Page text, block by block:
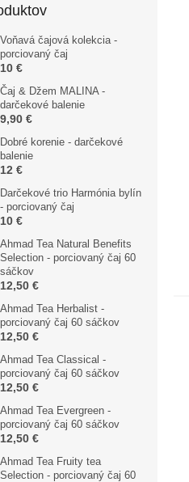
Voňavá čajová kolekcia -
porciovaný čaj
10 €
Čaj & Džem MALINA -
darčekové balenie
9,90 €
Dobré korenie - darčekové
balenie
12 €
Darčekové trio Harmónia bylín
- porciovaný čaj
10 €
Ahmad Tea Natural Benefits
Selection - porciovaný čaj 60
sáčkov
12,50 €
Ahmad Tea Herbalist -
porciovaný čaj 60 sáčkov
12,50 €
Ahmad Tea Classical -
porciovaný čaj 60 sáčkov
12,50 €
Ahmad Tea Evergreen -
porciovaný čaj 60 sáčkov
12,50 €
Ahmad Tea Fruity tea
Selection - porciovaný čaj 60